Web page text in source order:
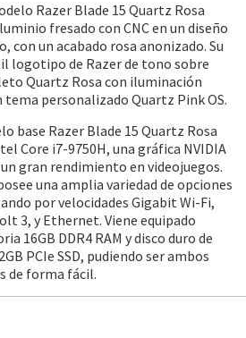
Razer Blade 15 Quartz Rosa
fresado con CNC en un diseño
con un acabado rosa anonizado. Su
logotipo de Razer de tono sobre
Quartz Rosa con iluminación
tema personalizado Quartz Pink OS.
base Razer Blade 15 Quartz Rosa
Core i7-9750H, una gráfica NVIDIA
un gran rendimiento en videojuegos.
una amplia variedad de opciones
por velocidades Gigabit Wi-Fi,
3, y Ethernet. Viene equipado
16GB DDR4 RAM y disco duro de
PCIe SSD, pudiendo ser ambos
de forma fácil.